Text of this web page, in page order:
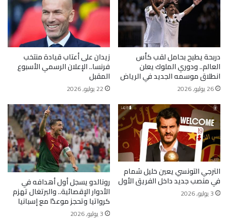
دربحة يطيح بحامل لقب كأس
العالم.. ودوري الملوك يعلن
انطلاق موسمه الجديد في الرياض
26 يوليو, 2026
زيدان على أعتاب قيادة منتخب
فرنسا.. الإعلان الرسمي الأسبوع
المقبل
22 يوليو, 2026
الترجي التونسي يعين خليل شمام
في منصب جديد داخل الفريق الأول
3 يوليو, 2026
رونالدو يسجل أول أهدافه في
الأدوار الإقصائية.. والبرتغال تهزم
كرواتيا وتحجز موعدًا مع إسبانيا
3 يوليو, 2026